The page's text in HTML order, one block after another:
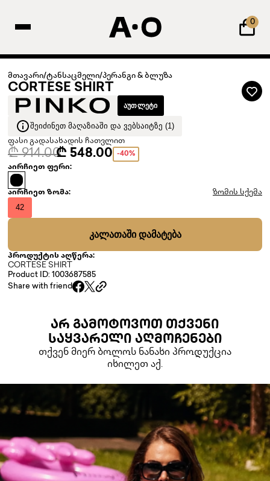
0
მთავარი/ტანსაცმელი/პერანგი & ბლუზა
CORTESE SHIRT
ᲐᲣᲗᲚᲔᲢᲘ
ᲨᲔᲘᲫᲘᲜᲔᲗ ᲛᲐᲦᲐᲖᲘᲐᲨᲘ ᲓᲐ ᲕᲔᲑᲡᲐᲘᲢᲖᲔ (1)
ფასი გადასახადის ჩათვლით
₾ 914.00₾ 548.00 -40%
აირჩიეთ ფერი:
აირჩიეთ ზომა: ზომის სქემა
42
ᲙᲐᲚᲐᲗᲐᲨᲘ ᲓᲐᲛᲐᲢᲔᲑᲐ
პროდუქტის აღწერა:
CORTESE SHIRT
Product ID: 1003687585
Share with friend
ᲐᲠ ᲒᲐᲛᲝᲢᲝᲕᲝᲗ ᲗᲥᲕᲔᲜᲘ
ᲡᲐᲧᲕᲐᲠᲔᲚᲘ ᲐᲦᲛᲝᲩᲔᲜᲔᲑᲘ
თქვენ მიერ ბოლოს ნანახი პროდუქცია
იხილეთ აქ.